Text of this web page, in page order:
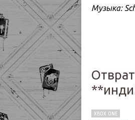
Музыка:
XBOX ONE